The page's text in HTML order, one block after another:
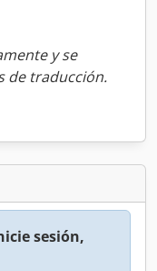
y se
de traducción.
sesión,